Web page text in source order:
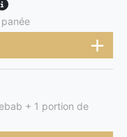
+ 1 portion de